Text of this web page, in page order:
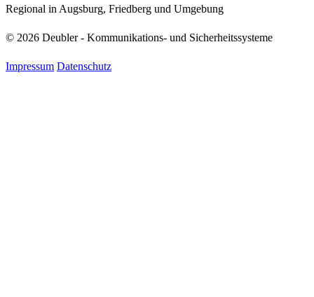
Regional in Augsburg, Friedberg und Umgebung
© 2026 Deubler - Kommunikations- und Sicherheitssysteme
Impressum Datenschutz